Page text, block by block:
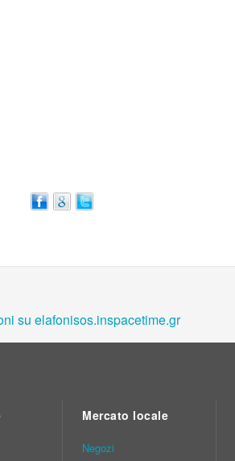
su elafonisos.inspacetime.gr
Mercato locale
Νegozi